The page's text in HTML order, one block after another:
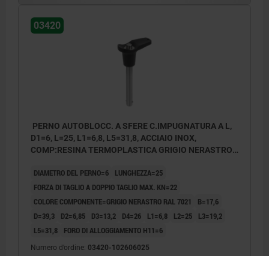
03420
PERNO AUTOBLOCC. A SFERE C.IMPUGNATURA A L,
D1=6, L=25, L1=6,8, L5=31,8, ACCIAIO INOX,
COMP:RESINA TERMOPLASTICA GRIGIO NERASTRO
DIAMETRO DEL PERNO=6
LUNGHEZZA=25
FORZA DI TAGLIO A DOPPIO TAGLIO MAX. KN=22
COLORE COMPONENTE=GRIGIO NERASTRO RAL 7021
B=17,6
D=39,3
D2=6,85 D3=13,2 D4=26 L1=6,8 L2=25
L3=19,2
L5=31,8
FORO DI ALLOGGIAMENTO H11=6
Numero d’ordine: 03420-102606025